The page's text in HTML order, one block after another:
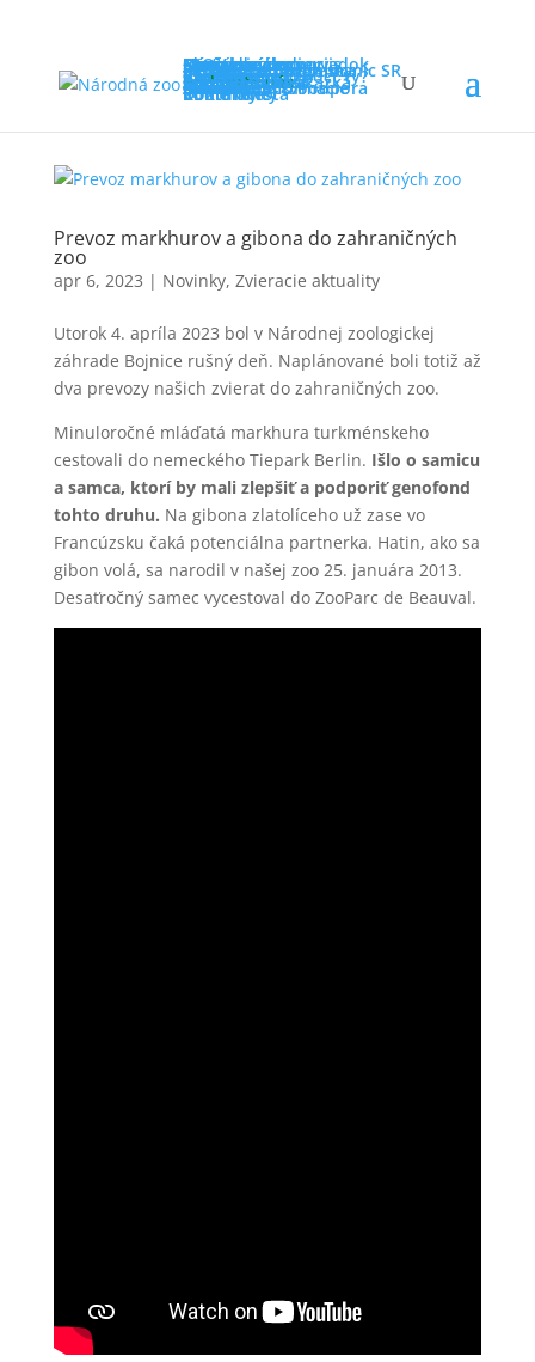
Ideme do zoo
Otváracie hodiny
Návštevnícky poriadok
Novinky
FAQ
Cenník
Návštevnícky servis
Program v zoo
Cesta do zoo
Mapa zoo
Straty a nálezy
Ochrana prírody
Záchranné programy
Rehabilitačná stanica
Sieť záchranných staníc SR
Iné aktivity
Projekty v zoo
Výskum
Kampane
Ako môžeš pomôcť ty?
Vzdelávanie
Pre školy
Pre tábory
Pre verejnosť
Zoo online
Súťaže
Zoo mimo areál
Podporte nás
Darčeková poukážka
Adopcia zvierat
Permanentka
Partneri
Dobrovoľníctvo
Sponzoring & Podpora
Zvieratá
O nás
Náš príbeh
Základné informácie
Členstvá
Press zóna
Dokumenty
Voľné miesta
Informácie
Kontakty
Prevoz markhurov a gibona do zahraničných
zoo
apr 6, 2023 | Novinky, Zvieracie aktuality
Utorok 4. apríla 2023 bol v Národnej zoologickej
záhrade Bojnice rušný deň. Naplánované boli totiž až
dva prevozy našich zvierat do zahraničných zoo.
Minuloročné mláďatá markhura turkménskeho
cestovali do nemeckého Tiepark Berlin. Išlo o samicu
a samca, ktorí by mali zlepšiť a podporiť genofond
tohto druhu. Na gibona zlatolíceho už zase vo
Francúzsku čaká potenciálna partnerka. Hatin, ako sa
gibon volá, sa narodil v našej zoo 25. januára 2013.
Desaťročný samec vycestoval do ZooParc de Beauval.